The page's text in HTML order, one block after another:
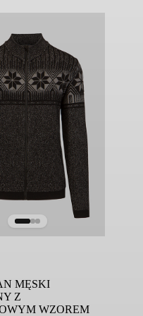
MĘSKI
Z
WZOREM